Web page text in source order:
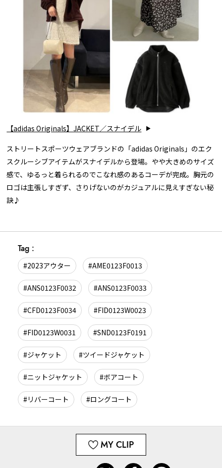
【adidas Originals】JACKET／スナイデル
ストリートスポーツウェアブランドの「adidas Originals」のエク
スクルーシブアイテムがスナイデルから登場。やや大きめのサイズ
感で、ゆるっと着られるのでこなれ感のあるコーデが完成。胸元の
ロゴは主張しすぎず、さりげないのがカジュアルに見えすぎない秘
訣♪
Tag :
#2023アウター #AME0123F0013
#ANS0123F0032 #ANS0123F0033
#CFD0123F0034 #FID0123W0023
#FID0123W0031 #SND0123F0191
#ジャケット #ツイードジャケット
#ニットジャケット #ボアコート
#リバーコート #ロングコート
MY CLIP